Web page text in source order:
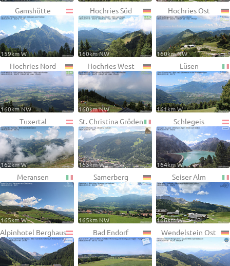
Gamshütte
159km W
Hochries Süd
160km NW
Hochries Ost
160km NW
Hochries Nord
160km NW
Hochries West
160km NW
Lüsen
161km W
Tuxertal
162km W
St. Christina Gröden
163km W
Schlegeis
164km W
Meransen
165km W
Samerberg
165km NW
Seiser Alm
166km W
Alpinhotel Berghaus Bad Endorf Wendelstein Ost